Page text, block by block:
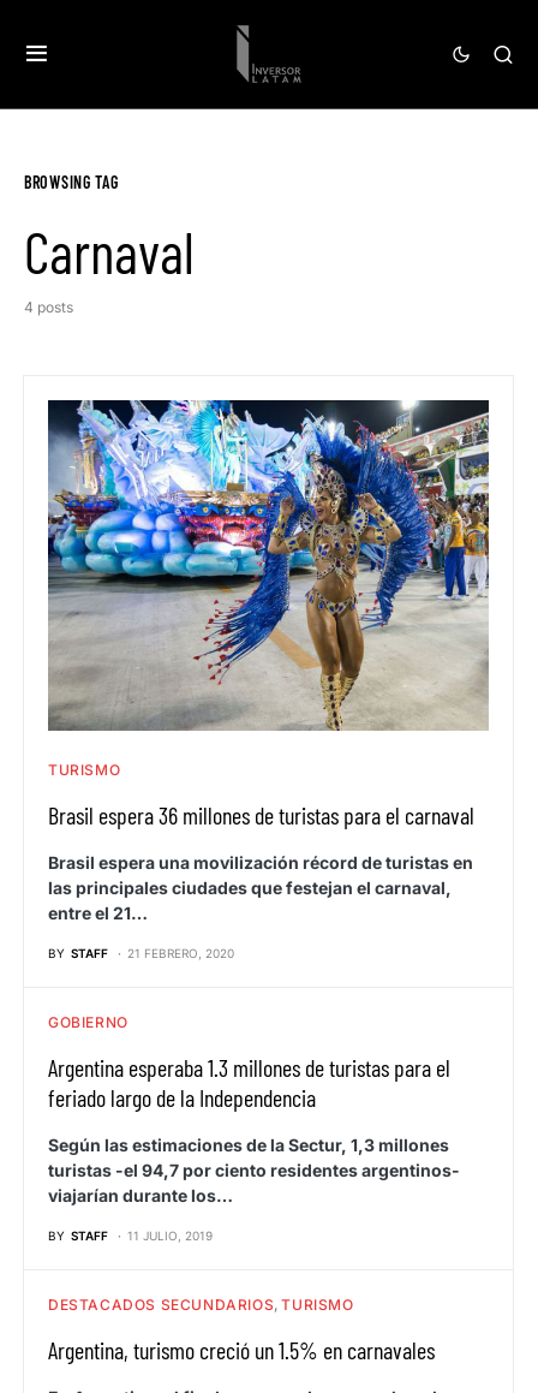
BROWSING TAG
Carnaval
4 posts
TURISMO
Brasil espera 36 millones de turistas para el carnaval
Brasil espera una movilización récord de turistas en
las principales ciudades que festejan el carnaval,
entre el 21…
BY STAFF 21 FEBRERO, 2020
GOBIERNO
Argentina esperaba 1.3 millones de turistas para el
feriado largo de la Independencia
Según las estimaciones de la Sectur, 1,3 millones
turistas -el 94,7 por ciento residentes argentinos-
viajarían durante los…
BY STAFF 11 JULIO, 2019
DESTACADOS SECUNDARIOS TURISMO
Argentina, turismo creció un 1.5% en carnavales